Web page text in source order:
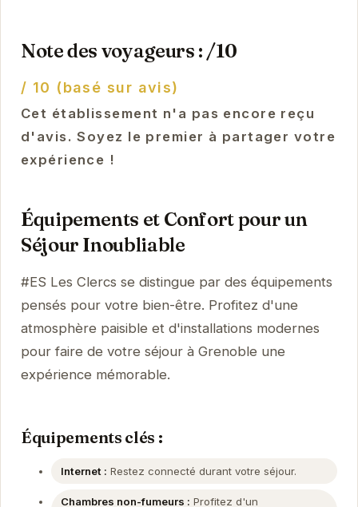
Note des voyageurs : /10
/ 10 (basé sur avis)
Cet établissement n'a pas encore reçu
d'avis. Soyez le premier à partager votre
expérience !
Équipements et Confort pour un
Séjour Inoubliable
#ES Les Clercs se distingue par des équipements
pensés pour votre bien-être. Profitez d'une
atmosphère paisible et d'installations modernes
pour faire de votre séjour à Grenoble une
expérience mémorable.
Équipements clés :
Internet : Restez connecté durant votre séjour.
Chambres non-fumeurs : Profitez d'un